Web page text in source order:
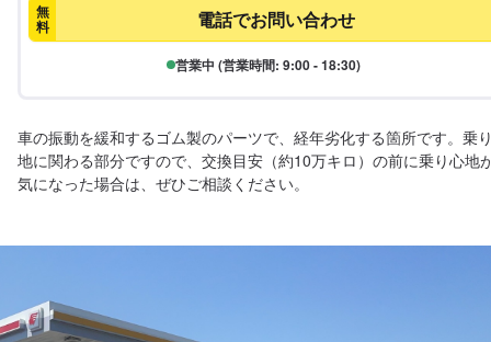
無
料 電話でお問い合わせ
営業中 (営業時間: 9:00 - 18:30)
車の振動を緩和するゴム製のパーツで、経年劣化する箇所です。乗
地に関わる部分ですので、交換目安（約10万キロ）の前に乗り心地
気になった場合は、ぜひご相談ください。